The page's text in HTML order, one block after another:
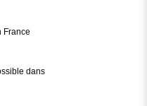
France
dans